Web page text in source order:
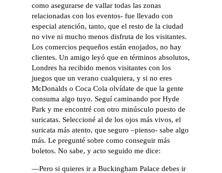
como asegurarse de vallar todas las zonas
relacionadas con los eventos- fue llevado con
especial atención, tanto, que el resto de la ciudad
no vive ni mucho menos disfruta de los visitantes.
Los comercios pequeños están enojados, no hay
clientes. Un amigo leyó que en términos absolutos,
Londres ha recibido menos visitantes con los
juegos que un verano cualquiera, y si no eres
McDonalds o Coca Cola olvídate de que la gente
consuma algo tuyo. Seguí caminando por Hyde
Park y me encontré con otro minúsculo puesto de
suricatas. Seleccioné al de los ojos más vivos, el
suricata más atento, que seguro –pienso- sabe algo
más. Le pregunté sobre como conseguir más
boletos. No sabe, y acto seguido me dice:
—Pero si quieres ir a Buckingham Palace debes ir